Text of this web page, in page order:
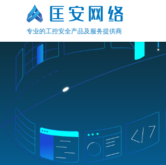
专业的工控安全产品及服务提供商